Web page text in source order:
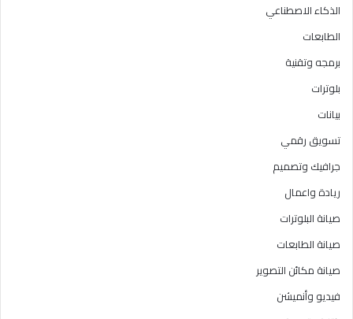
الذكاء الاصطناعي
الطابعات
برمجه وتقنية
بلوترات
بيانات
تسويق رقمي
جرافيك وتصميم
ريادة واعمال
صيانة البلوترات
صيانة الطابعات
صيانة مكائن التصوير
فيديو وأنميشن